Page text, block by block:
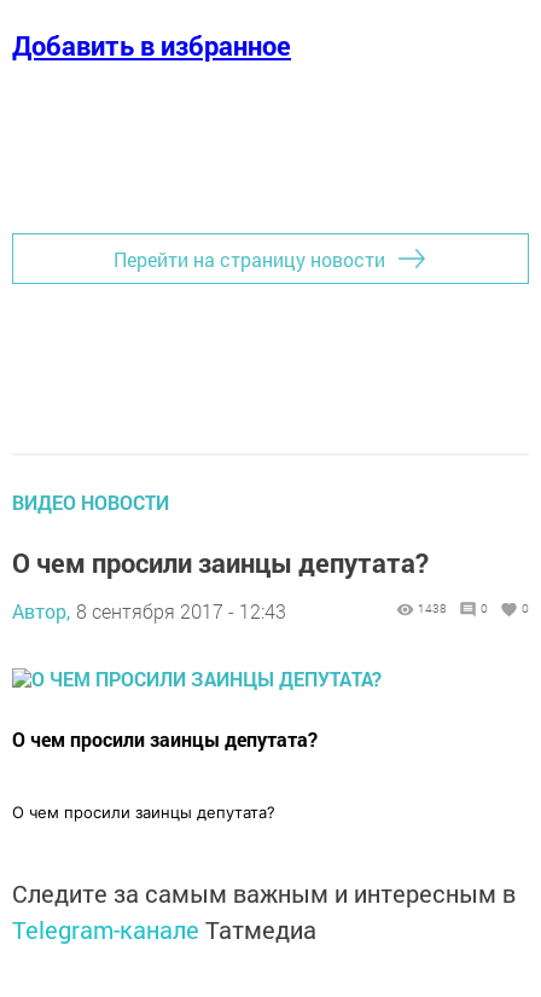
Добавить в избранное
Перейти на страницу новости
ВИДЕО НОВОСТИ
О чем просили заинцы депутата?
Автор, 8 сентября 2017 - 12:43 1438 0 0
О чем просили заинцы депутата?
О чем просили заинцы депутата?
Следите за самым важным и интересным в
Telegram-канале Татмедиа